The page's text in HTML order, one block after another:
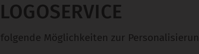
LOGOSERVICE
Möglichkeiten zur